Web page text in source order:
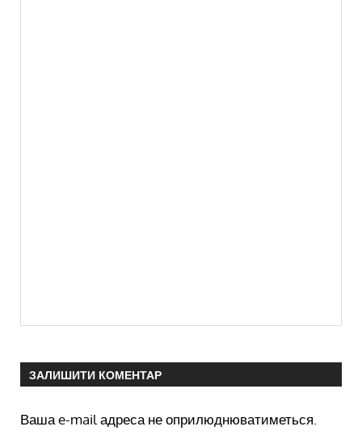
ЗАЛИШИТИ КОМЕНТАР
Ваша e-mail адреса не оприлюднюватиметься.